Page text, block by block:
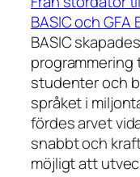
BASIC och GFA
BASIC
programmering
studenter och
språket i
fördes arvet
snabbt och
möjligt att